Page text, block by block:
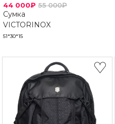
44 000₽ 55 000₽
Сумка
VICTORINOX
51*30*15